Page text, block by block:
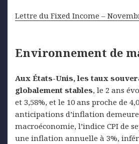
Lettre du Fixed Income –
Environnement de
Aux États-Unis, les taux
globalement stables, le 2 ans
et 3,58%, et le 10 ans proche de
anticipations d’inflation
macroéconomie, l’indice CPI de
une inflation annuelle à 3%,